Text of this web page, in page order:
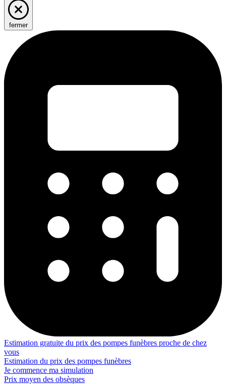
fermer
Estimation gratuite du prix des pompes funèbres proche de chez
vous
Estimation du prix des pompes funèbres
Je commence ma simulation
Prix moyen des obsèques